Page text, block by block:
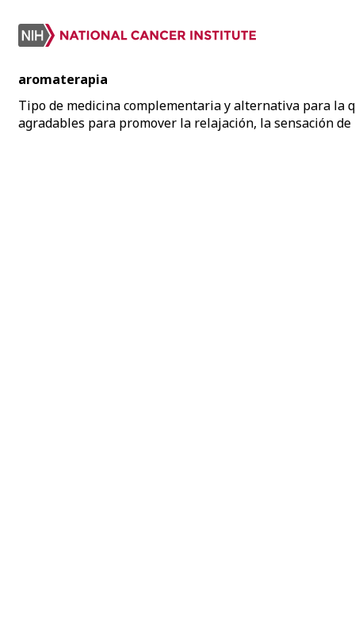
aromaterapia
Tipo de medicina complementaria y alternativa para la
agradables para promover la relajación, la sensación